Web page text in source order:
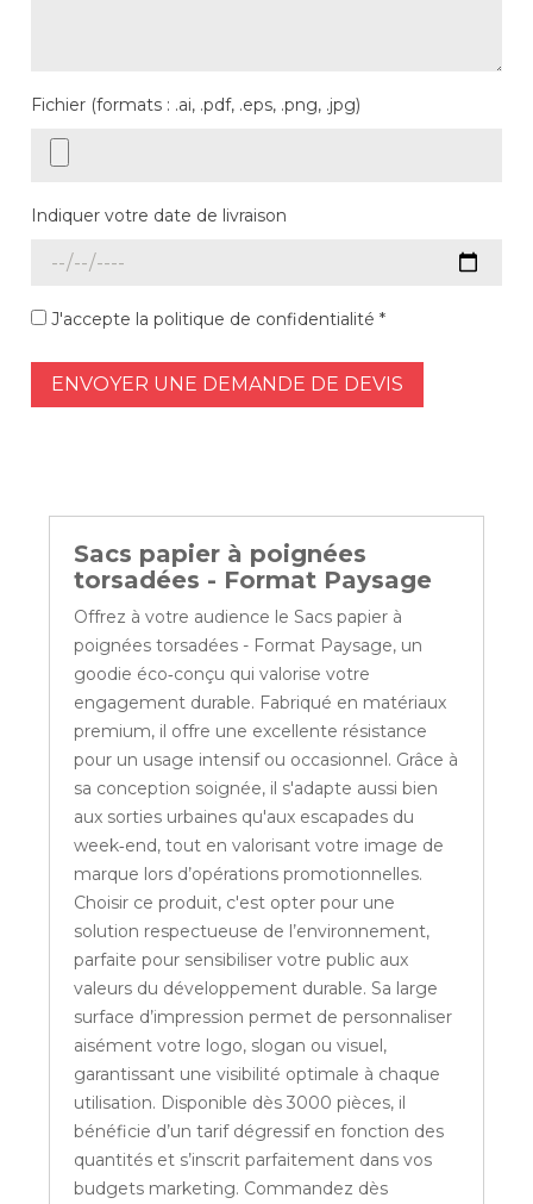
Fichier (formats : .ai, .pdf, .eps, .png, .jpg)
Indiquer votre date de livraison
J'accepte la politique de confidentialité *
ENVOYER UNE DEMANDE DE DEVIS
Sacs papier à poignées
torsadées - Format Paysage
Offrez à votre audience le Sacs papier à
poignées torsadées - Format Paysage, un
goodie éco‑conçu qui valorise votre
engagement durable. Fabriqué en matériaux
premium, il offre une excellente résistance
pour un usage intensif ou occasionnel. Grâce à
sa conception soignée, il s'adapte aussi bien
aux sorties urbaines qu'aux escapades du
week‑end, tout en valorisant votre image de
marque lors d’opérations promotionnelles.
Choisir ce produit, c'est opter pour une
solution respectueuse de l’environnement,
parfaite pour sensibiliser votre public aux
valeurs du développement durable. Sa large
surface d’impression permet de personnaliser
aisément votre logo, slogan ou visuel,
garantissant une visibilité optimale à chaque
utilisation. Disponible dès 3000 pièces, il
bénéficie d’un tarif dégressif en fonction des
quantités et s’inscrit parfaitement dans vos
budgets marketing. Commandez dès